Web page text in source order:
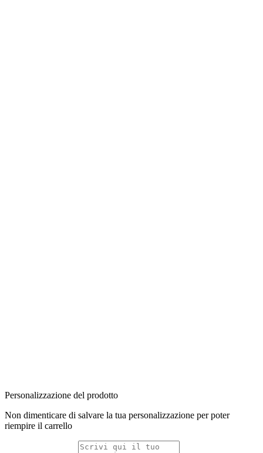
Personalizzazione del prodotto
Non dimenticare di salvare la tua personalizzazione per poter
riempire il carrello